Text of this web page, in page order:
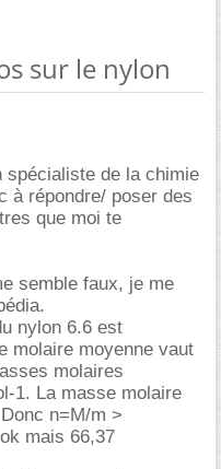
sur le nylon
spécialiste de la chimie
à répondre/ poser des
que moi te
semble faux, je me
nylon 6.6 est
molaire moyenne vaut
molaires
1. La masse molaire
n=M/m >
mais 66,37